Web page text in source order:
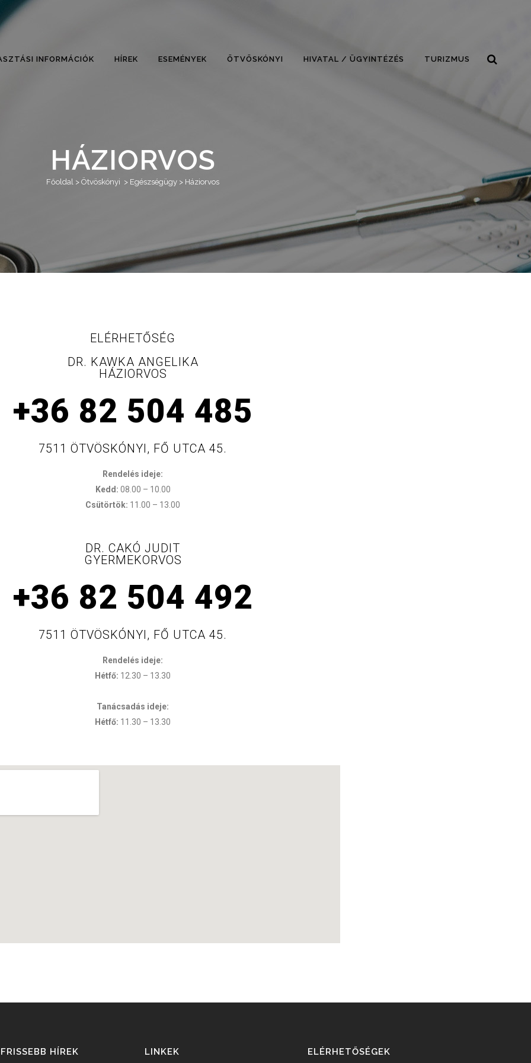
INFORMÁCIÓK HÍREK ESEMÉNYEK ÖTVÖSKÓNYI HIVATAL / ÜGYINTÉZÉS TURIZMUS
HÁZIORVOS
Főoldal > Ötvöskónyi > Egészségügy > Háziorvos
ELÉRHETŐSÉG
DR. KAWKA ANGELIKA
HÁZIORVOS
+36 82 504 485
7511 ÖTVÖSKÓNYI, FŐ UTCA 45.
Rendelés ideje:
Kedd: 08.00 – 10.00
Csütörtök: 11.00 – 13.00
DR. CAKÓ JUDIT
GYERMEKORVOS
+36 82 504 492
7511 ÖTVÖSKÓNYI, FŐ UTCA 45.
Rendelés ideje:
Hétfő: 12.30 – 13.30
Tanácsadás ideje:
Hétfő: 11.30 – 13.30
HÍREK LINKEK ELÉRHETŐSÉGEK